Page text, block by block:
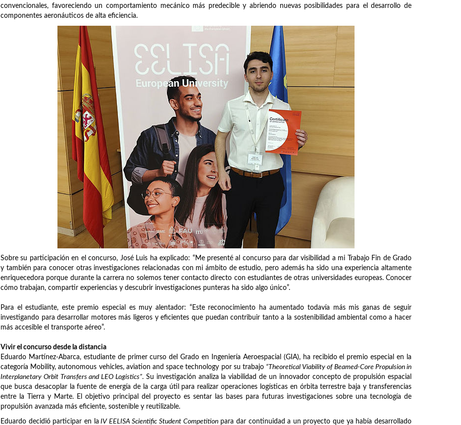
convencionales, favoreciendo un comportamiento mecánico más predecible y abriendo nuevas posibilidades para el desarrollo de
componentes aeronáuticos de alta eficiencia.
Sobre su participación en el concurso, José Luis ha explicado: “Me presenté al concurso para dar visibilidad a mi Trabajo Fin de Grado
y también para conocer otras investigaciones relacionadas con mi ámbito de estudio, pero además ha sido una experiencia altamente
enriquecedora porque durante la carrera no solemos tener contacto directo con estudiantes de otras universidades europeas. Conocer
cómo trabajan, compartir experiencias y descubrir investigaciones punteras ha sido algo único”.
Para el estudiante, este premio especial es muy alentador: “Este reconocimiento ha aumentado todavía más mis ganas de seguir
investigando para desarrollar motores más ligeros y eficientes que puedan contribuir tanto a la sostenibilidad ambiental como a hacer
más accesible el transporte aéreo”.
Vivir el concurso desde la distancia
Eduardo Martínez-Abarca, estudiante de primer curso del Grado en Ingeniería Aeroespacial (GIA), ha recibido el premio especial en la
categoría Mobility, autonomous vehicles, aviation and space technology por su trabajo “Theoretical Viability of Beamed-Core Propulsion in
Interplanetary Orbit Transfers and LEO Logistics”. Su investigación analiza la viabilidad de un innovador concepto de propulsión espacial
que busca desacoplar la fuente de energía de la carga útil para realizar operaciones logísticas en órbita terrestre baja y transferencias
entre la Tierra y Marte. El objetivo principal del proyecto es sentar las bases para futuras investigaciones sobre una tecnología de
propulsión avanzada más eficiente, sostenible y reutilizable.
Eduardo decidió participar en la IV EELISA Scientific Student Competitionpara dar continuidad a un proyecto que ya había desarrollado